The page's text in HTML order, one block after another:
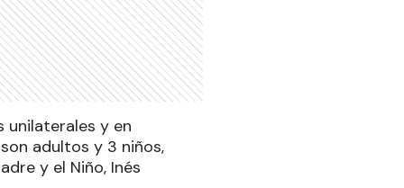
unilaterales y en
adultos y 3 niños,
y el Niño, Inés